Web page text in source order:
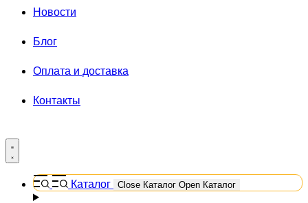
Новости
Блог
Оплата и доставка
Контакты
Каталог Close Каталог Open Каталог